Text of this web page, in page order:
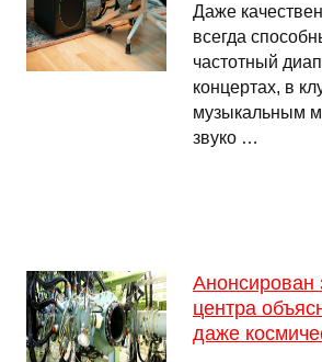
Даже
всегда
частотный
концертах, в
музыкальным
звуко …
Анонсирован
центра
даже